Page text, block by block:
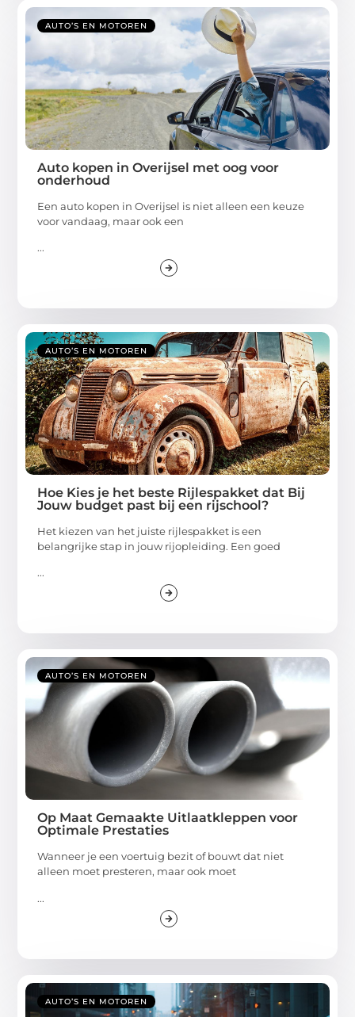
AUTO’S EN MOTOREN
Auto kopen in Overijsel met oog voor
onderhoud
Een auto kopen in Overijsel is niet alleen een keuze
voor vandaag, maar ook een
...
AUTO’S EN MOTOREN
Hoe Kies je het beste Rijlespakket dat Bij
Jouw budget past bij een rijschool?
Het kiezen van het juiste rijlespakket is een
belangrijke stap in jouw rijopleiding. Een goed
...
AUTO’S EN MOTOREN
Op Maat Gemaakte Uitlaatkleppen voor
Optimale Prestaties
Wanneer je een voertuig bezit of bouwt dat niet
alleen moet presteren, maar ook moet
...
AUTO’S EN MOTOREN